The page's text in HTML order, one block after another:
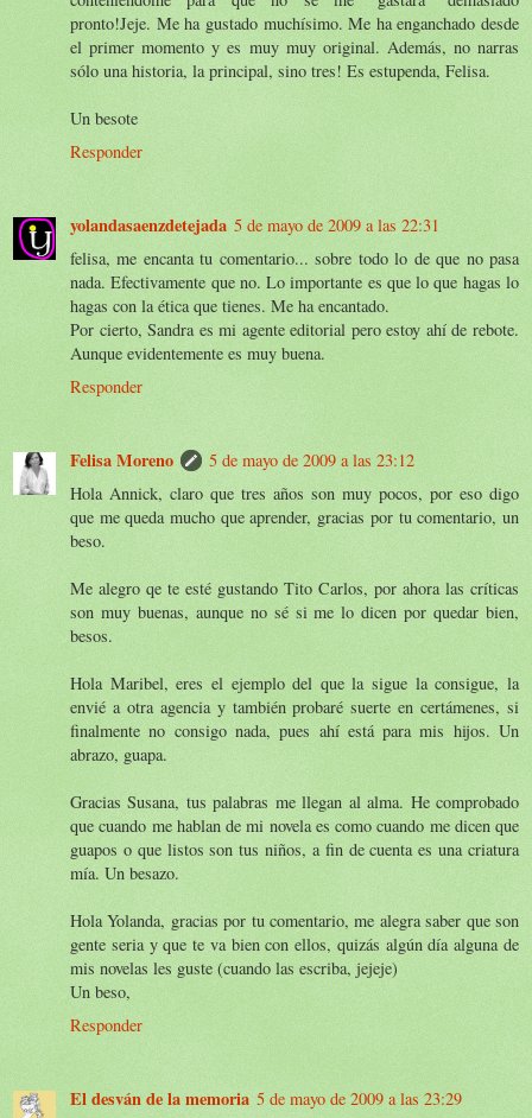
pronto!Jeje. Me ha gustado muchísimo. Me ha enganchado desde
el primer momento y es muy muy original. Además, no narras
sólo una historia, la principal, sino tres! Es estupenda, Felisa.
Un besote
Responder
yolandasaenzdetejada 5 de mayo de 2009 a las 22:31
felisa, me encanta tu comentario... sobre todo lo de que no pasa
nada. Efectivamente que no. Lo importante es que lo que hagas lo
hagas con la ética que tienes. Me ha encantado.
Por cierto, Sandra es mi agente editorial pero estoy ahí de rebote.
Aunque evidentemente es muy buena.
Responder
Felisa Moreno
5 de mayo de 2009 a las 23:12
Hola Annick, claro que tres años son muy pocos, por eso digo
que me queda mucho que aprender, gracias por tu comentario, un
beso.
Me alegro qe te esté gustando Tito Carlos, por ahora las críticas
son muy buenas, aunque no sé si me lo dicen por quedar bien,
besos.
Hola Maribel, eres el ejemplo del que la sigue la consigue, la
envié a otra agencia y también probaré suerte en certámenes, si
finalmente no consigo nada, pues ahí está para mis hijos. Un
abrazo, guapa.
Gracias Susana, tus palabras me llegan al alma. He comprobado
que cuando me hablan de mi novela es como cuando me dicen que
guapos o que listos son tus niños, a fin de cuenta es una criatura
mía. Un besazo.
Hola Yolanda, gracias por tu comentario, me alegra saber que son
gente seria y que te va bien con ellos, quizás algún día alguna de
mis novelas les guste (cuando las escriba, jejeje)
Un beso,
Responder
El desván de la memoria 5 de mayo de 2009 a las 23:29